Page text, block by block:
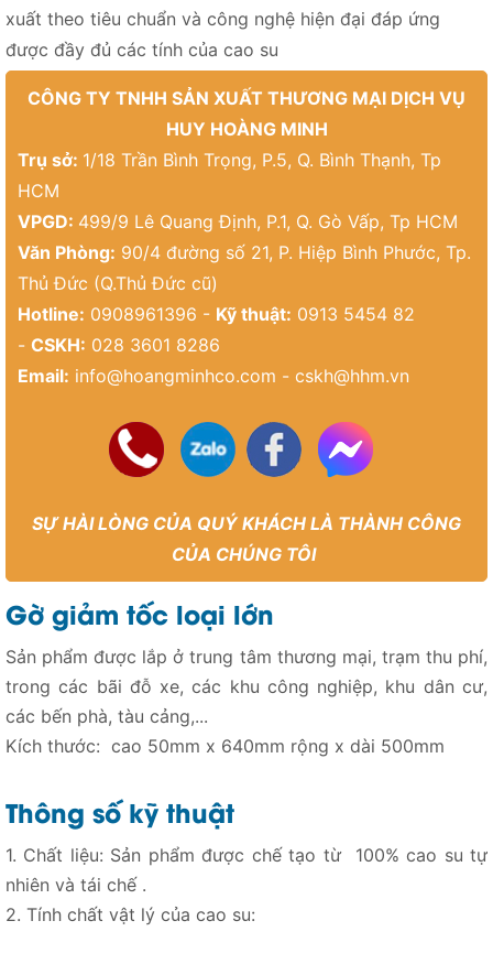
xuất theo tiêu chuẩn và công nghệ hiện đại đáp ứng
được đầy đủ các tính của cao su
CÔNG TY TNHH SẢN XUẤT THƯƠNG MẠI DỊCH VỤ
HUY HOÀNG MINH
Trụ sở: 1/18 Trần Bình Trọng, P.5, Q. Bình Thạnh, Tp
HCM
VPGD: 499/9 Lê Quang Định, P.1, Q. Gò Vấp, Tp HCM
Văn Phòng: 90/4 đường số 21, P. Hiệp Bình Phước, Tp.
Thủ Đức (Q.Thủ Đức cũ)
Hotline: 0908961396 - Kỹ thuật: 0913 5454 82
- CSKH: 028 3601 8286
Email: info@hoangminhco.com - cskh@hhm.vn
SỰ HÀI LÒNG CỦA QUÝ KHÁCH LÀ THÀNH CÔNG
CỦA CHÚNG TÔI
Gờ giảm tốc loại lớn
Sản phẩm được lắp ở trung tâm thương mại, trạm thu phí,
trong các bãi đỗ xe, các khu công nghiệp, khu dân cư,
các bến phà, tàu cảng,...
Kích thước: cao 50mm x 640mm rộng x dài 500mm
Thông số kỹ thuật
1. Chất liệu: Sản phẩm được chế tạo từ 100% cao su tự
nhiên và tái chế .
2. Tính chất vật lý của cao su: